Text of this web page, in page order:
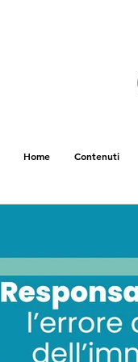
Home Contenuti